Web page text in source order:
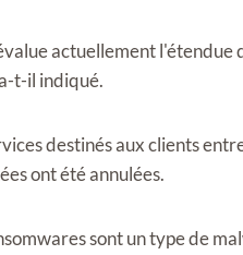
actuellement l'étendue
t-il indiqué.
destinés aux clients
ont été annulées.
sont un type de